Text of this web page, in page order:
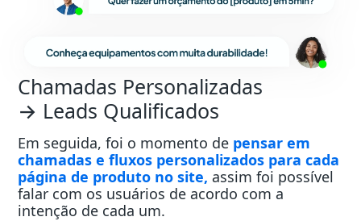
Chamadas Personalizadas
→ Leads Qualificados
Em seguida, foi o momento de pensar em
chamadas e fluxos personalizados para cada
página de produto no site, assim foi possível
falar com os usuários de acordo com a
intenção de cada um.